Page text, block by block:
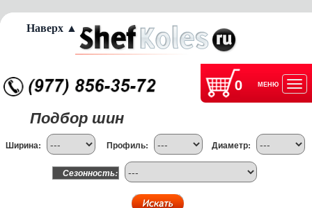
0 МЕНЮ
Подбор шин
Ширина: Профиль: Диаметр:
Сезонность:
Наверх ▲